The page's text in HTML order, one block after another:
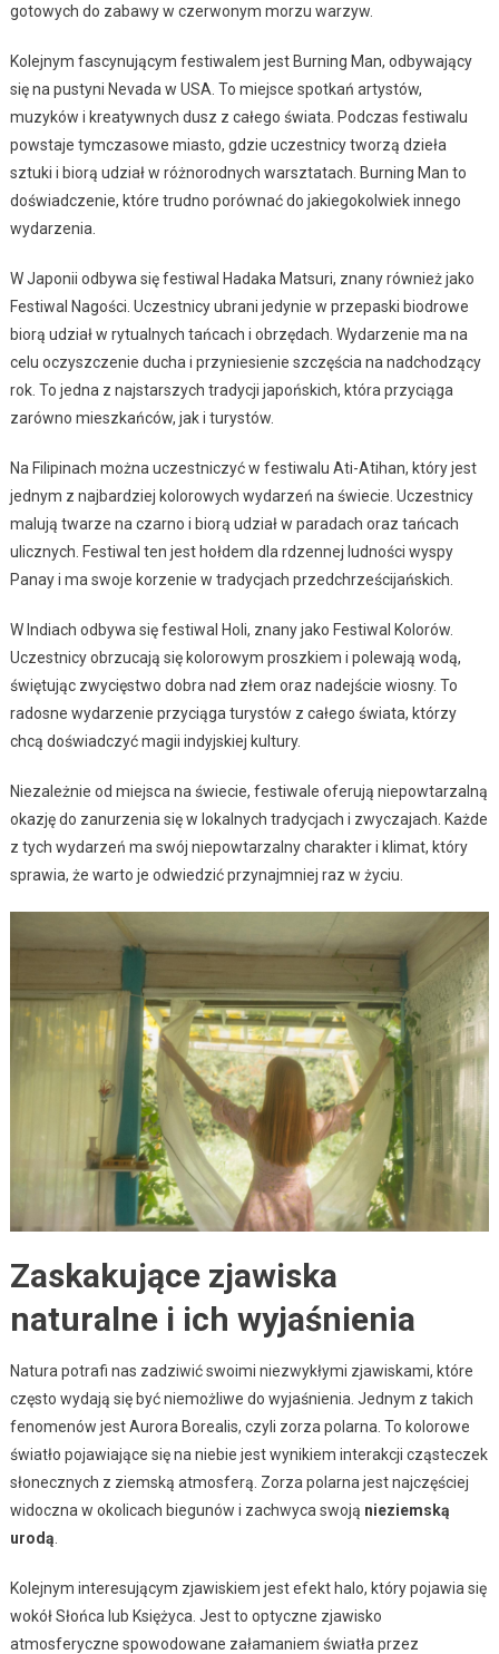
gotowych do zabawy w czerwonym morzu warzyw.
Kolejnym fascynującym festiwalem jest Burning Man, odbywający
się na pustyni Nevada w USA. To miejsce spotkań artystów,
muzyków i kreatywnych dusz z całego świata. Podczas festiwalu
powstaje tymczasowe miasto, gdzie uczestnicy tworzą dzieła
sztuki i biorą udział w różnorodnych warsztatach. Burning Man to
doświadczenie, które trudno porównać do jakiegokolwiek innego
wydarzenia.
W Japonii odbywa się festiwal Hadaka Matsuri, znany również jako
Festiwal Nagości. Uczestnicy ubrani jedynie w przepaski biodrowe
biorą udział w rytualnych tańcach i obrzędach. Wydarzenie ma na
celu oczyszczenie ducha i przyniesienie szczęścia na nadchodzący
rok. To jedna z najstarszych tradycji japońskich, która przyciąga
zarówno mieszkańców, jak i turystów.
Na Filipinach można uczestniczyć w festiwalu Ati-Atihan, który jest
jednym z najbardziej kolorowych wydarzeń na świecie. Uczestnicy
malują twarze na czarno i biorą udział w paradach oraz tańcach
ulicznych. Festiwal ten jest hołdem dla rdzennej ludności wyspy
Panay i ma swoje korzenie w tradycjach przedchrześcijańskich.
W Indiach odbywa się festiwal Holi, znany jako Festiwal Kolorów.
Uczestnicy obrzucają się kolorowym proszkiem i polewają wodą,
świętując zwycięstwo dobra nad złem oraz nadejście wiosny. To
radosne wydarzenie przyciąga turystów z całego świata, którzy
chcą doświadczyć magii indyjskiej kultury.
Niezależnie od miejsca na świecie, festiwale oferują niepowtarzalną
okazję do zanurzenia się w lokalnych tradycjach i zwyczajach. Każde
z tych wydarzeń ma swój niepowtarzalny charakter i klimat, który
sprawia, że warto je odwiedzić przynajmniej raz w życiu.
Zaskakujące zjawiska
naturalne i ich wyjaśnienia
Natura potrafi nas zadziwić swoimi niezwykłymi zjawiskami, które
często wydają się być niemożliwe do wyjaśnienia. Jednym z takich
fenomenów jest Aurora Borealis, czyli zorza polarna. To kolorowe
światło pojawiające się na niebie jest wynikiem interakcji cząsteczek
słonecznych z ziemską atmosferą. Zorza polarna jest najczęściej
widoczna w okolicach biegunów i zachwyca swoją nieziemską
urodą
Kolejnym interesującym zjawiskiem jest efekt halo, który pojawia się
wokół Słońca lub Księżyca. Jest to optyczne zjawisko
atmosferyczne spowodowane załamaniem światła przez